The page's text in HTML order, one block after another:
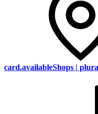
card.availableShops |